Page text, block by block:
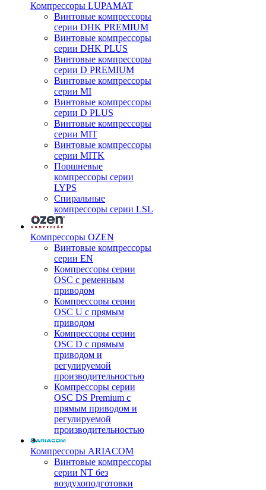
Компрессоры LUPAMAT
Винтовые компрессоры
серии DHK PREMIUM
Винтовые компрессоры
серии DHK PLUS
Винтовые компрессоры
серии D PREMIUM
Винтовые компрессоры
серии MI
Винтовые компрессоры
серии D PLUS
Винтовые компрессоры
серии MIT
Винтовые компрессоры
серии MITK
Поршневые
компрессоры серии
LYPS
Спиральные
компрессоры серии LSL
Компрессоры OZEN
Винтовые компрессоры
серии EN
Компрессоры серии
OSC с ременным
приводом
Компрессоры серии
OSC U с прямым
приводом
Компрессоры серии
OSC D с прямым
приводом и
регулируемой
производительностью
Компрессоры серии
OSC DS Premium с
прямым приводом и
регулируемой
производительностью
Компрессоры ARIACOM
Винтовые компрессоры
серии NT без
воздухоподготовки